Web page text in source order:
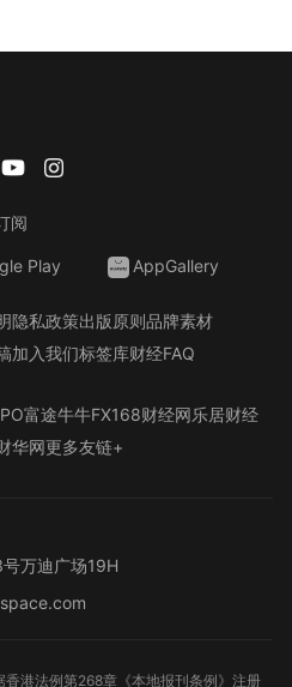
阅
Play AppGallery
隐私政策出版原则品牌素材
加入我们标签库财经FAQ
富途牛牛FX168财经网乐居财经
华网更多友链+
万迪广场19H
香港法例第268章《本地报刊条例》注册